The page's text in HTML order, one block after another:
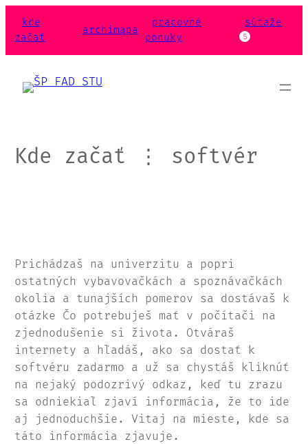
kde
začať
archimapa
pracovné
ponuky
súťaže
5
Kde začať ⋮ softvér
Prichádzaš na univerzitu a popri
ostatných vybavovačkách a spoznávačkách
okolia a tunajších pomerov sa dostávaš k
otázke Čo potrebuješ mať v počítači na
zjednodušenie si života. Otváraš
internety a hľadáš, ako sa dostať k
softvéru zadarmo a už sa chystáš kliknúť
na nejaký podozrivý odkaz, keď tu zrazu
sa odniekiaľ zjaví informácia, že to ide
aj jednoduchšie. Vitaj na mieste, kde sa
táto informácia zjavuje.